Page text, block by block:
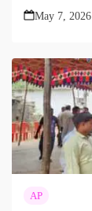
May 7, 2026
AP